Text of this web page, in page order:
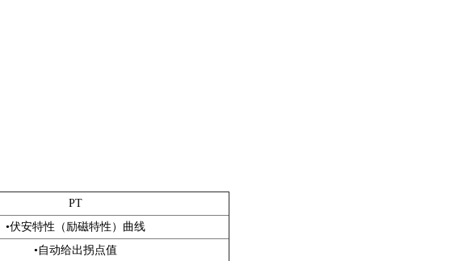
PT
•伏安特性（励磁特性）曲线
•自动给出拐点值